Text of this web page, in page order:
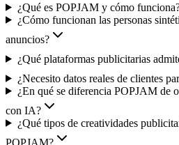
¿Qué es POPJAM y cómo
¿Cómo funcionan las personas
anuncios?
¿Qué plataformas publicitarias
¿Necesito datos reales de clientes
¿En qué se diferencia POPJAM de
con IA?
¿Qué tipos de creatividades
POPJAM?